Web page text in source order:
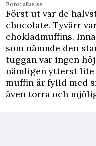
Foto: allas.se
Först ut var de
chocolate. Tyvärr
chokladmuffins.
som nämnde den
tuggan var ingen
nämligen ytterst
muffin är fylld med
även torra och